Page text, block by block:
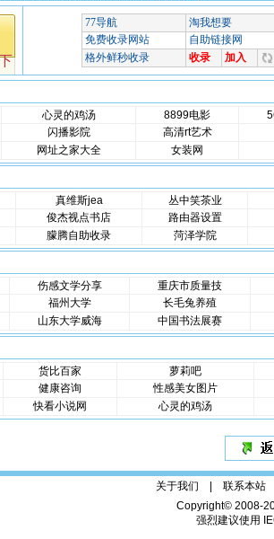
心灵的鸡汤 8899电影
闪播影院
高清rt艺术
网址之家大全 女装网
真维斯jea
丛中笑茶业
俊杰视点书店
路由器设置
朦腾自助收录 菏泽学院
伤感文学分享
重庆市质量技
福州大学
长毛兔养殖
山东大学威海 中国书法展赛
货比百家
萝莉吧
健康咨询
性感美女图片
快看小说网 心灵的鸡汤
关于我们 | 联系本站
Copyright© 2008-
强烈建议使用